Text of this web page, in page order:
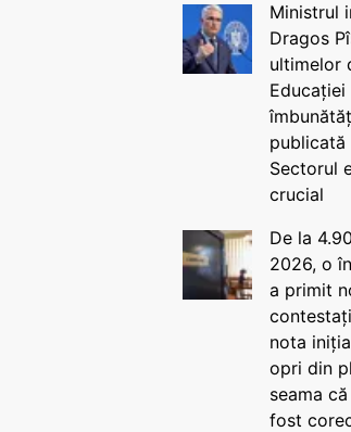
Ministrul
Dragos
ultimelor
publicată
Sectorul
crucial
De la
2026, o
a primit
nota
opri din
seama
fost